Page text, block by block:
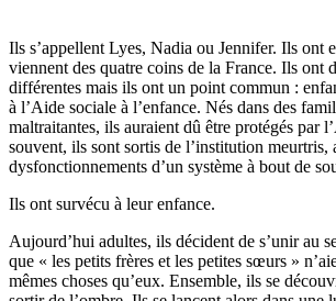
Ils s’appellent Lyes, Nadia ou Jennifer. Ils ont
viennent des quatre coins de la France. Ils ont
différentes mais ils ont un point commun :
à l’Aide sociale à l’enfance. Nés dans des
maltraitantes, ils auraient dû être protégés par
souvent, ils sont sortis de l’institution meurtris,
dysfonctionnements d’un système à bout de
Ils ont survécu à leur enfance.
Aujourd’hui adultes, ils décident de s’unir au
que « les petits frères et les petites sœurs »
mêmes choses qu’eux. Ensemble, ils se